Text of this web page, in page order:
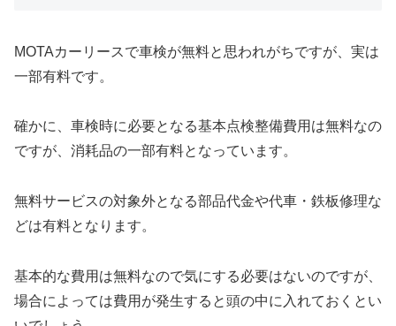
MOTAカーリースで車検が無料と思われがちですが、実は
一部有料です。
確かに、車検時に必要となる基本点検整備費用は無料なの
ですが、消耗品の一部有料となっています。
無料サービスの対象外となる部品代金や代車・鉄板修理な
どは有料となります。
基本的な費用は無料なので気にする必要はないのですが、
場合によっては費用が発生すると頭の中に入れておくとい